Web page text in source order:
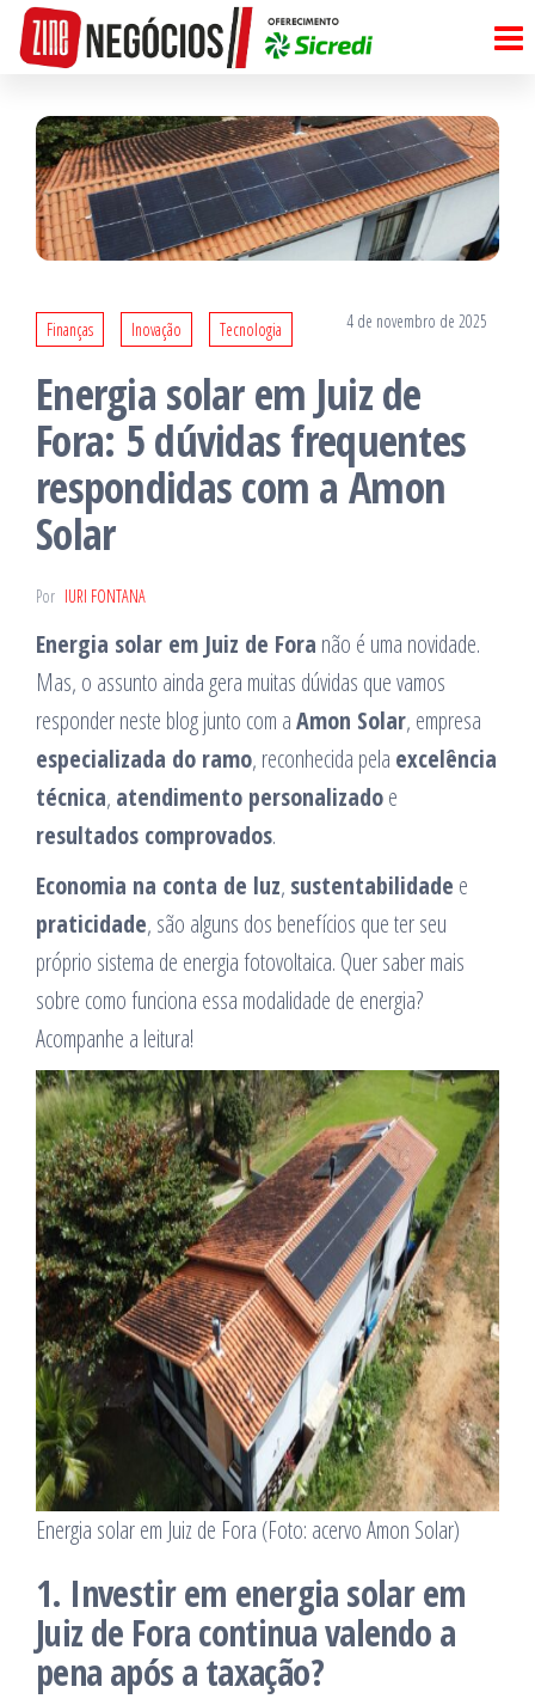
Pular
para
conteúdo
Finanças Inovação Tecnologia 4 de novembro de 2025
Energia solar em Juiz de
Fora: 5 dúvidas frequentes
respondidas com a Amon
Solar
Por IURI FONTANA
Energia solar em Juiz de Fora não é uma novidade.
Mas, o assunto ainda gera muitas dúvidas que vamos
responder neste blog junto com aAmon Solar, empresa
especializada do ramo, reconhecida pela excelência
técnica, atendimento personalizadoe
resultados comprovados.
Economia na conta de luz, sustentabilidade e
praticidade, são alguns dos benefícios que ter seu
próprio sistema de energia fotovoltaica. Quer saber mais
sobre como funciona essa modalidade de energia?
Acompanhe a leitura!
Energia solar em Juiz de Fora (Foto: acervo Amon Solar)
1. Investir em energia solar em
Juiz de Fora continua valendo a
pena após a taxação?